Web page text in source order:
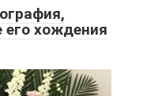
его хождения